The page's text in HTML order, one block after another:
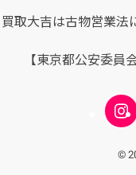
買取大吉は古物営業法
【東京都公安委員
©